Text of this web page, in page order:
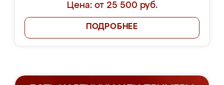
Цена: от 25 500 руб.
ПОДРОБНЕЕ